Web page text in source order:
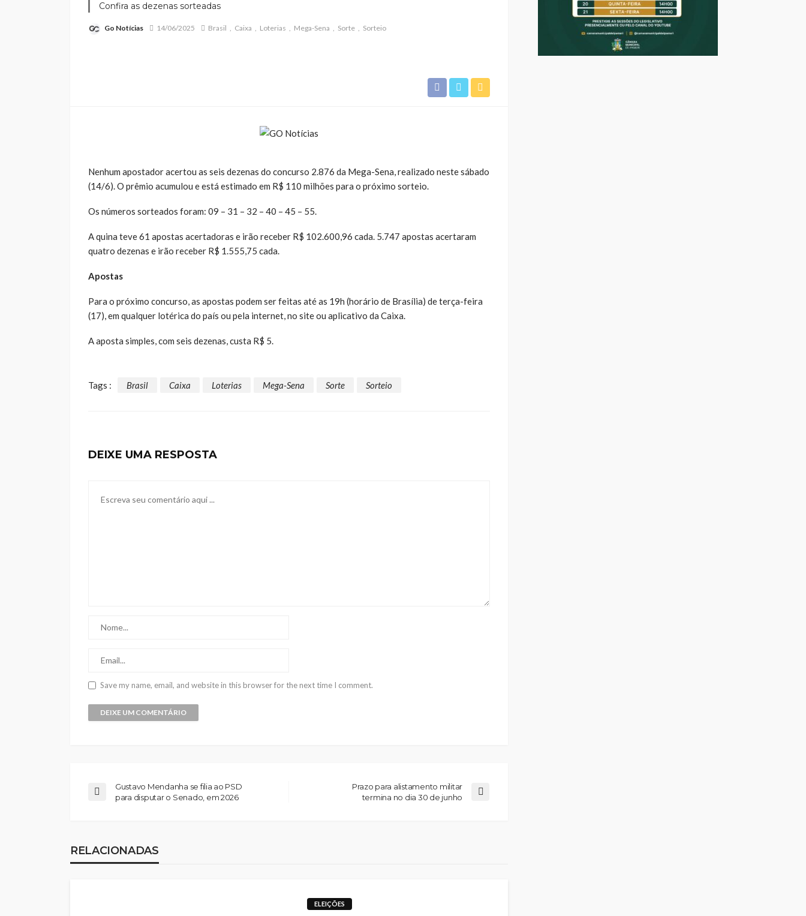
Confira as dezenas sorteadas
Go Notícias 14/06/2025 Brasil Caixa Loterias Mega-Sena Sorte Sorteio
Nenhum apostador acertou as seis dezenas do concurso 2.876 da Mega-Sena, realizado neste sábado
(14/6). O prêmio acumulou e está estimado em R$ 110 milhões para o próximo sorteio.
Os números sorteados foram: 09 – 31 – 32 – 40 – 45 – 55.
A quina teve 61 apostas acertadoras e irão receber R$ 102.600,96 cada. 5.747 apostas acertaram
quatro dezenas e irão receber R$ 1.555,75 cada.
Apostas
Para o próximo concurso, as apostas podem ser feitas até as 19h (horário de Brasília) de terça-feira
(17), em qualquer lotérica do país ou pela internet, no site ou aplicativo da Caixa.
A aposta simples, com seis dezenas, custa R$ 5.
Tags : Brasil Caixa Loterias Mega-Sena Sorte Sorteio
DEIXE UMA RESPOSTA
Save my name, email, and website in this browser for the next time I comment.
Gustavo Mendanha se filia ao PSD
para disputar o Senado, em 2026
Prazo para alistamento militar
termina no dia 30 de junho
RELACIONADAS
ELEIÇÕES